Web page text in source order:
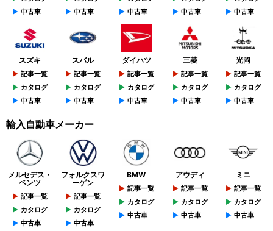
中古車
中古車
中古車
中古車
中古車
スズキ
記事一覧
カタログ
中古車
スバル
記事一覧
カタログ
中古車
ダイハツ
記事一覧
カタログ
中古車
三菱
記事一覧
カタログ
中古車
光岡
記事一覧
カタログ
中古車
輸入自動車メーカー
メルセデス・
ベンツ
記事一覧
カタログ
中古車
フォルクスワ
ーゲン
記事一覧
カタログ
中古車
BMW
記事一覧
カタログ
中古車
アウディ
記事一覧
カタログ
中古車
ミニ
記事一覧
カタログ
中古車